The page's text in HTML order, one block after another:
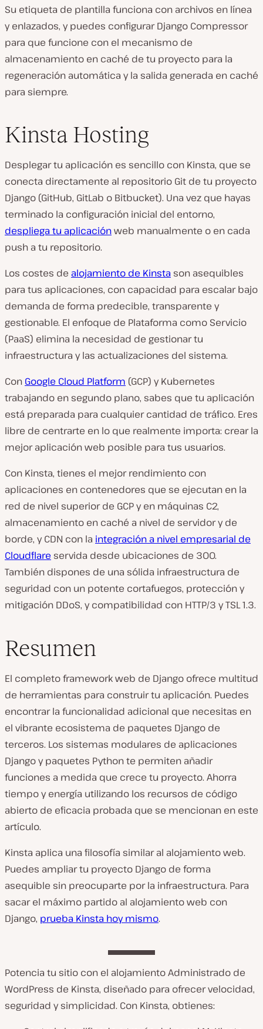
Su etiqueta de plantilla funciona con archivos en línea
y enlazados, y puedes configurar Django Compressor
para que funcione con el mecanismo de
almacenamiento en caché de tu proyecto para la
regeneración automática y la salida generada en caché
para siempre.
Kinsta Hosting
Desplegar tu aplicación es sencillo con Kinsta, que se
conecta directamente al repositorio Git de tu proyecto
Django (GitHub, GitLab o Bitbucket). Una vez que hayas
terminado la configuración inicial del entorno,
despliega tu aplicaciónweb manualmente o en cada
push a tu repositorio.
Los costes de alojamiento de Kinsta son asequibles
para tus aplicaciones, con capacidad para escalar bajo
demanda de forma predecible, transparente y
gestionable. El enfoque de Plataforma como Servicio
(PaaS) elimina la necesidad de gestionar tu
infraestructura y las actualizaciones del sistema.
Con Google Cloud Platform (GCP) y Kubernetes
trabajando en segundo plano, sabes que tu aplicación
está preparada para cualquier cantidad de tráfico. Eres
libre de centrarte en lo que realmente importa: crear la
mejor aplicación web posible para tus usuarios.
Con Kinsta, tienes el mejor rendimiento con
aplicaciones en contenedores que se ejecutan en la
red de nivel superior de GCP y en máquinas C2,
almacenamiento en caché a nivel de servidor y de
borde, y CDN con la integración a nivel empresarial de
Cloudflare servida desde ubicaciones de 300.
También dispones de una sólida infraestructura de
seguridad con un potente cortafuegos, protección y
mitigación DDoS, y compatibilidad con HTTP/3 y TSL 1.3.
Resumen
El completo framework web de Django ofrece multitud
de herramientas para construir tu aplicación. Puedes
encontrar la funcionalidad adicional que necesitas en
el vibrante ecosistema de paquetes Django de
terceros. Los sistemas modulares de aplicaciones
Django y paquetes Python te permiten añadir
funciones a medida que crece tu proyecto. Ahorra
tiempo y energía utilizando los recursos de código
abierto de eficacia probada que se mencionan en este
artículo.
Kinsta aplica una filosofía similar al alojamiento web.
Puedes ampliar tu proyecto Django de forma
asequible sin preocuparte por la infraestructura. Para
sacar el máximo partido al alojamiento web con
Django, prueba Kinsta hoy mismo.
Potencia tu sitio con el alojamiento Administrado de
WordPress de Kinsta, diseñado para ofrecer velocidad,
seguridad y simplicidad. Con Kinsta, obtienes: